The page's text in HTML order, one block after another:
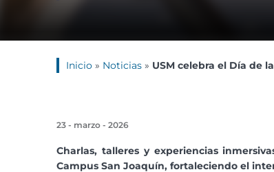
Inicio » Noticias » USM celebra el Día de
23 - marzo - 2026
Charlas, talleres y experiencias
Campus San Joaquín, fortaleciendo el